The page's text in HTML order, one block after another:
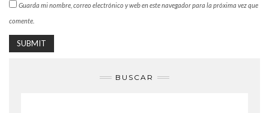
Guarda mi nombre, correo electrónico y web en este navegador para la próxima vez que
comente.
BUSCAR